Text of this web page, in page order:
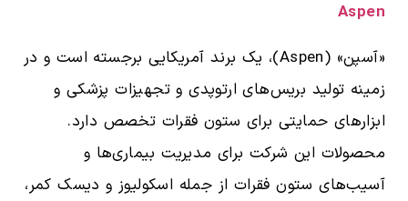
Aspen
«آسپن» (Aspen)، یک برند آمریکایی برجسته است و در
زمینه تولید بریس‌های ارتوپدی و تجهیزات پزشکی و
ابزارهای حمایتی برای ستون فقرات تخصص دارد.
محصولات این شرکت برای مدیریت بیماری‌ها و
آسیب‌های ستون فقرات از جمله اسکولیوز و دیسک کمر،